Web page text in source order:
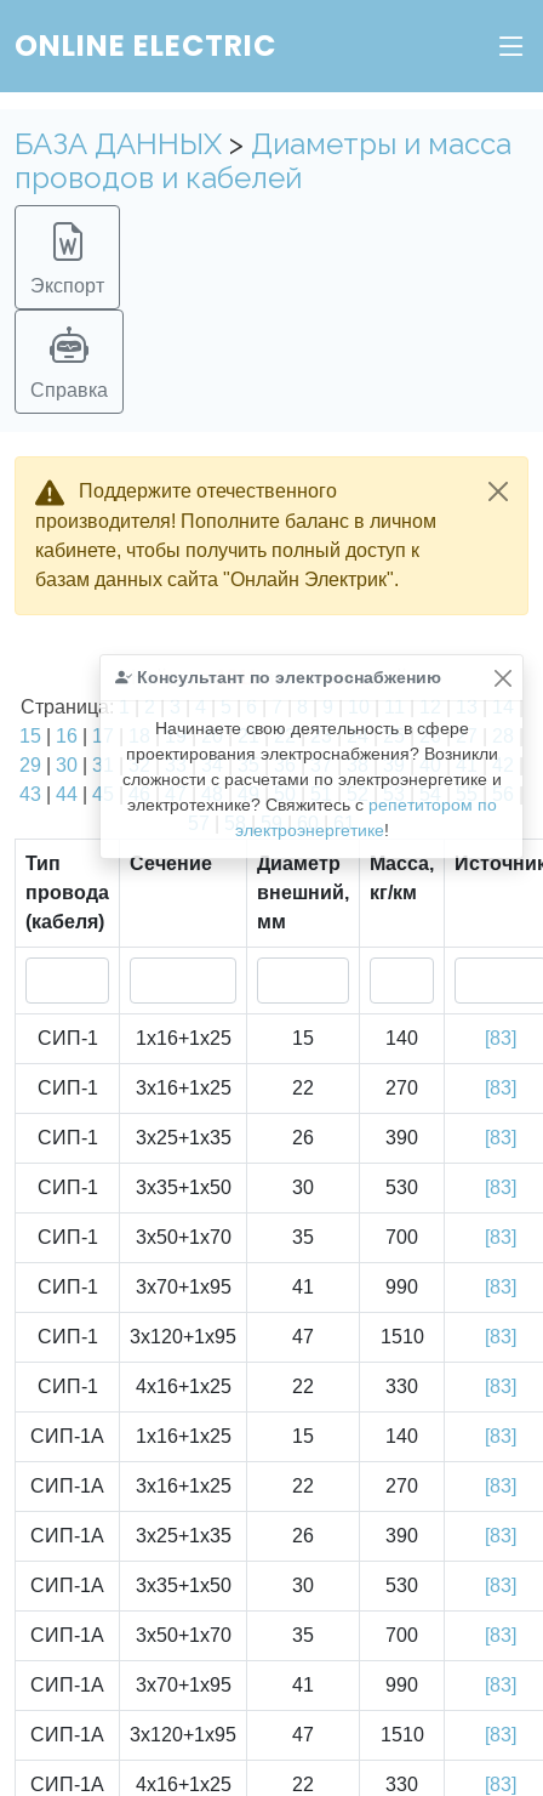
ONLINE ELECTRIC
БАЗА ДАННЫХ > Диаметры и масса
проводов и кабелей
Экспорт
Справка
Поддержите отечественного
производителя! Пополните баланс в личном
кабинете, чтобы получить полный доступ к
базам данных сайта "Онлайн Электрик".
Консультант по электроснабжению
Начинаете свою деятельность в сфере
проектирования электроснабжения? Возникли
сложности с расчетами по электроэнергетике и
электротехнике? Свяжитесь с репетитором по
электроэнергетике!
Найдено1811из1811записей.
Страница: 1 | 2 | 3 | 4 | 5 | 6 | 7 | 8 | 9 | 10 | 11 | 12 | 13 | 14 |
15
16 17 |19|20|21|22|23|24|25 |26|27
29
30 31 |32|33|34|35 |36|37|38|39| 40|41|42
43
44 45 | 49 |50 |53 54
58|59|60|61
Тип
провода
(кабеля)
Сечение
Диаметр
внешний,
мм
Масса,
кг/км
СИП-1 1x16+1x25 15 140 [83]
СИП-1 3x16+1x25 22 270 [83]
СИП-1 3x25+1x35 26 390 [83]
СИП-1 3x35+1x50 30 530 [83]
СИП-1 3x50+1x70 35 700 [83]
СИП-1 3x70+1x95 41 990 [83]
СИП-1 3x120+1x95 47 1510 [83]
СИП-1 4x16+1x25 22 330 [83]
СИП-1А 1x16+1x25 15 140 [83]
СИП-1А 3x16+1x25 22 270 [83]
СИП-1А 3x25+1x35 26 390 [83]
СИП-1А 3x35+1x50 30 530 [83]
СИП-1А 3x50+1x70 35 700 [83]
СИП-1А 3x70+1x95 41 990 [83]
СИП-1А 3x120+1x95 47 1510 [83]
СИП-1А 4x16+1x25 22 330 [83]